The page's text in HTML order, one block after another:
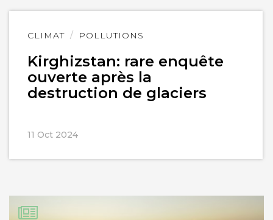
CLIMAT POLLUTIONS
Kirghizstan: rare enquête
ouverte après la
destruction de glaciers
11 Oct 2024
Lire